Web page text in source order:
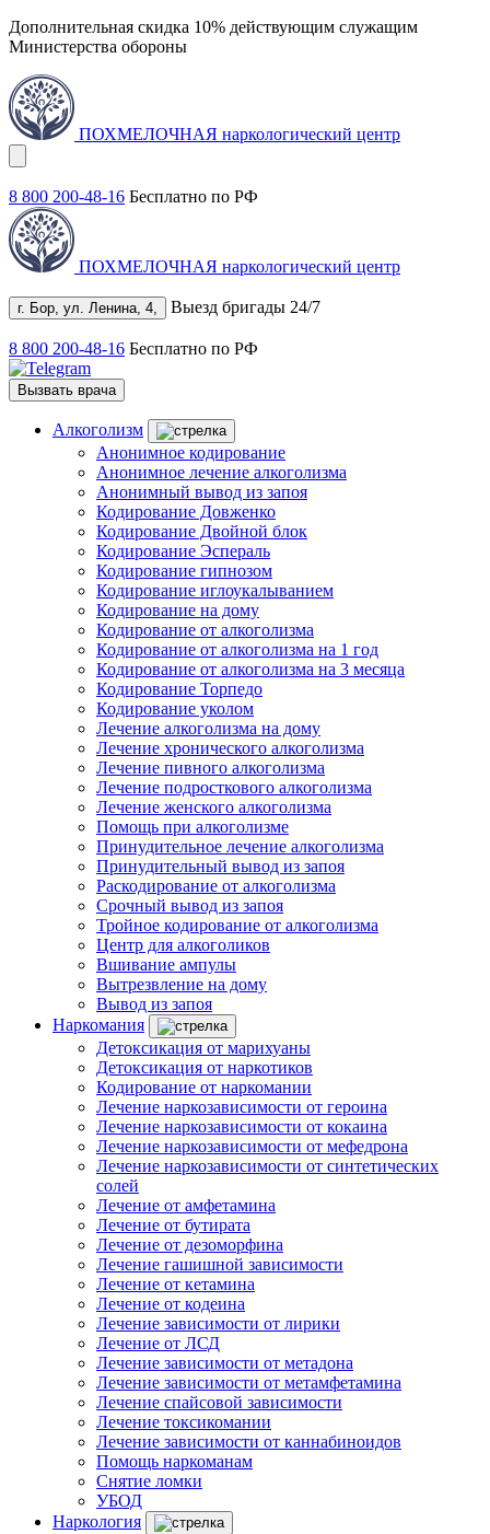
Дополнительная скидка 10% действующим служащим
Министерства обороны
ПОХМЕЛОЧНАЯ наркологический центр
8 800 200-48-16 Бесплатно по РФ
ПОХМЕЛОЧНАЯ наркологический центр
г. Бор, ул. Ленина, 4, Выезд бригады 24/7
8 800 200-48-16 Бесплатно по РФ
Вызвать врача
Алкоголизм
Анонимное кодирование
Анонимное лечение алкоголизма
Анонимный вывод из запоя
Кодирование Довженко
Кодирование Двойной блок
Кодирование Эспераль
Кодирование гипнозом
Кодирование иглоукалыванием
Кодирование на дому
Кодирование от алкоголизма
Кодирование от алкоголизма на 1 год
Кодирование от алкоголизма на 3 месяца
Кодирование Торпедо
Кодирование уколом
Лечение алкоголизма на дому
Лечение хронического алкоголизма
Лечение пивного алкоголизма
Лечение подросткового алкоголизма
Лечение женского алкоголизма
Помощь при алкоголизме
Принудительное лечение алкоголизма
Принудительный вывод из запоя
Раскодирование от алкоголизма
Срочный вывод из запоя
Тройное кодирование от алкоголизма
Центр для алкоголиков
Вшивание ампулы
Вытрезвление на дому
Вывод из запоя
Наркомания
Детоксикация от марихуаны
Детоксикация от наркотиков
Кодирование от наркомании
Лечение наркозависимости от героина
Лечение наркозависимости от кокаина
Лечение наркозависимости от мефедрона
Лечение наркозависимости от синтетических
солей
Лечение от амфетамина
Лечение от бутирата
Лечение от дезоморфина
Лечение гашишной зависимости
Лечение от кетамина
Лечение от кодеина
Лечение зависимости от лирики
Лечение от ЛСД
Лечение зависимости от метадона
Лечение зависимости от метамфетамина
Лечение спайсовой зависимости
Лечение токсикомании
Лечение зависимости от каннабиноидов
Помощь наркоманам
Снятие ломки
УБОД
Наркология